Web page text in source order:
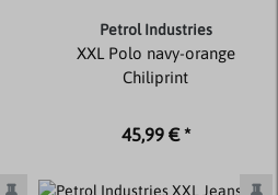
Petrol Industries
XXL Polo navy-orange
Chiliprint
45,99 € *